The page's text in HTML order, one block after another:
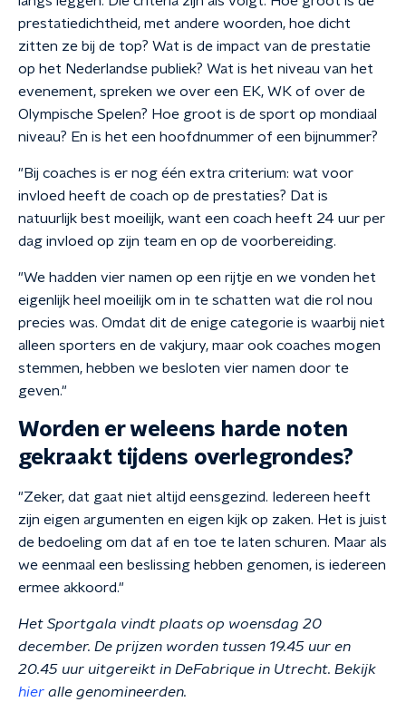
prestatiedichtheid, met andere woorden, hoe dicht
zitten ze bij de top? Wat is de impact van de prestatie
op het Nederlandse publiek? Wat is het niveau van het
evenement, spreken we over een EK, WK of over de
Olympische Spelen? Hoe groot is de sport op mondiaal
niveau? En is het een hoofdnummer of een bijnummer?
"Bij coaches is er nog één extra criterium: wat voor
invloed heeft de coach op de prestaties? Dat is
natuurlijk best moeilijk, want een coach heeft 24 uur per
dag invloed op zijn team en op de voorbereiding.
"We hadden vier namen op een rijtje en we vonden het
eigenlijk heel moeilijk om in te schatten wat die rol nou
precies was. Omdat dit de enige categorie is waarbij niet
alleen sporters en de vakjury, maar ook coaches mogen
stemmen, hebben we besloten vier namen door te
geven."
Worden er weleens harde noten
gekraakt tijdens overlegrondes?
"Zeker, dat gaat niet altijd eensgezind. Iedereen heeft
zijn eigen argumenten en eigen kijk op zaken. Het is juist
de bedoeling om dat af en toe te laten schuren. Maar als
we eenmaal een beslissing hebben genomen, is iedereen
ermee akkoord."
Het Sportgala vindt plaats op woensdag 20
december. De prijzen worden tussen 19.45 uur en
20.45 uur uitgereikt in DeFabrique in Utrecht. Bekijk
hier alle genomineerden.